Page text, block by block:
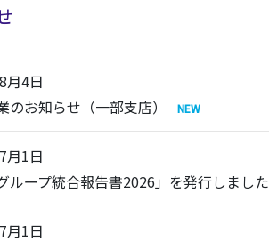
月4日
のお知らせ（一部支店）
月1日
ループ統合報告書2026」を発行しました
月1日